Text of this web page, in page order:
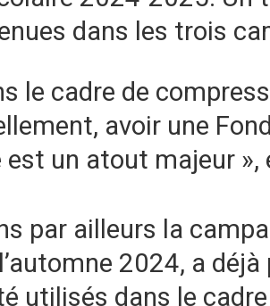
dans les trois
le cadre de
avoir une
est un atout majeur »,
par ailleurs la
2024, a
utilisés dans le